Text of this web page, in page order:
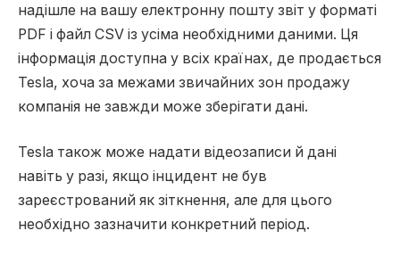
надішле на вашу електронну пошту звіт у форматі
PDF і файл CSV із усіма необхідними даними. Ця
інформація доступна у всіх країнах, де продається
Tesla, хоча за межами звичайних зон продажу
компанія не завжди може зберігати дані.
Tesla також може надати відеозаписи й дані
навіть у разі, якщо інцидент не був
зареєстрований як зіткнення, але для цього
необхідно зазначити конкретний період.